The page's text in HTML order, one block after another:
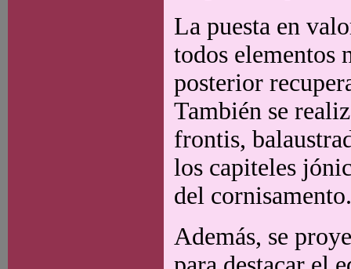
La puesta en
todos elementos
posterior
También se
frontis,
los capiteles
del cornisamento.
Además, se